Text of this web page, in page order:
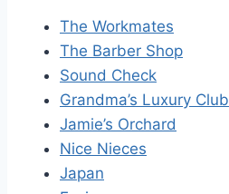
The Workmates
The Barber Shop
Sound Check
Grandma’s Luxury Club
Jamie’s Orchard
Nice Nieces
Japan